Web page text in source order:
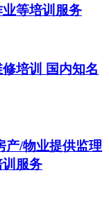
等培训服务
培训 国内知名
产/物业提供监理
服务